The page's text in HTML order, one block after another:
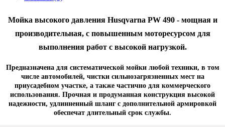
Мойка высокого давления Husqvarna PW 490 - мощная и
производительная, с повышенным моторесурсом для
выполнения работ с высокой нагрузкой.
Предназначена для систематической мойки любой техники, в том
числе автомобилей, чистки сильнозагрязненных мест на
приусадебном участке, а также частично для коммерческого
использования. Прочная и продуманная конструкция высокой
надежности, удлинненный шланг с дополнительной армировкой
обеспечат длительный срок службы.